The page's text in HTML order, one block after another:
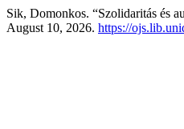
Sik, Domonkos. “Szolidaritás és
August 10, 2026. https://